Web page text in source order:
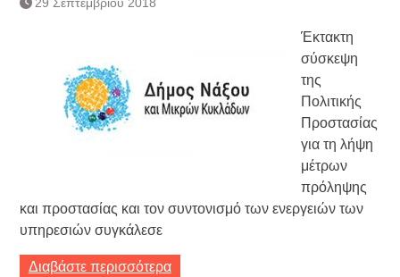
Ημερήσιο Δελτίο Τιμών
Συναλλάγματος &
Τραπεζογραμματίων 7-3-2019
Ημερήσιο Δελτίο Τιμών
Συναλλάγματος &
Τραπεζογραμματίων 4-3-2019
Κάθοδος αγροτών
Έκτακτη
σύσκεψη
της
Πολιτικής
Προστασίας
για τη λήψη
μέτρων
πρόληψης
και προστασίας και τον συντονισμό των ενεργειών των
υπηρεσιών συγκάλεσε
Διαβάστε περισσότερα